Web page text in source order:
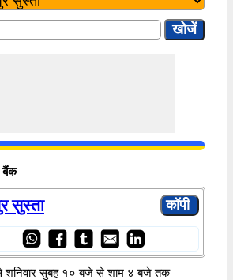
बैंक
सुस्ता
शनिवार सुबह १० बजे से शाम ४ बजे तक